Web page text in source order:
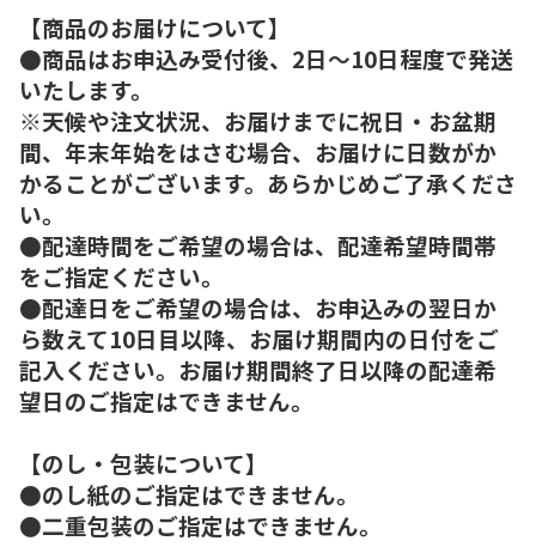
【商品のお届けについて】
●商品はお申込み受付後、2日～10日程度で発送
いたします。
※天候や注文状況、お届けまでに祝日・お盆期
間、年末年始をはさむ場合、お届けに日数がか
かることがございます。あらかじめご了承くださ
い。
●配達時間をご希望の場合は、配達希望時間帯
をご指定ください。
●配達日をご希望の場合は、お申込みの翌日か
ら数えて10日目以降、お届け期間内の日付をご
記入ください。お届け期間終了日以降の配達希
望日のご指定はできません。
【のし・包装について】
●のし紙のご指定はできません。
●二重包装のご指定はできません。